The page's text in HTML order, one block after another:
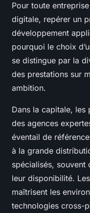
Pour toute
digitale, repérer un
développement
pourquoi le choix
se distingue par la
des prestations sur
ambition.
Dans la capitale,
des agences
éventail de
à la grande
spécialisés, souvent
leur disponibilité.
maîtrisent les
technologies cross-